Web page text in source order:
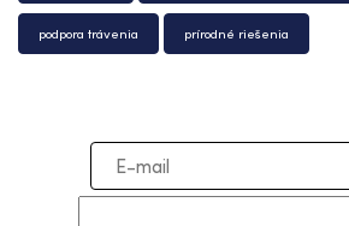
podpora trávenia prírodné riešenia